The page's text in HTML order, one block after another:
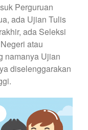
Perguruan
ada Ujian Tulis
ada Seleksi
atau
namanya Ujian
diselenggarakan